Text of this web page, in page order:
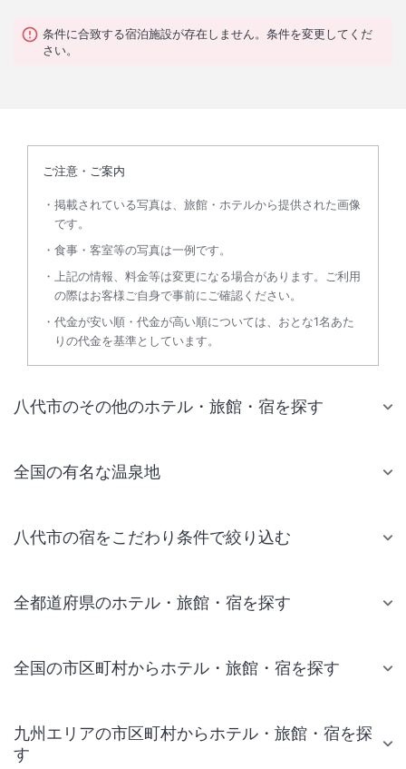
条件に合致する宿泊施設が存在しません。条件を変更してくだ
さい。
ご注意・ご案内
掲載されている写真は、旅館・ホテルから提供された画像
です。
食事・客室等の写真は一例です。
上記の情報、料金等は変更になる場合があります。ご利用
の際はお客様ご自身で事前にご確認ください。
代金が安い順・代金が高い順については、おとな1名あた
りの代金を基準としています。
八代市のその他のホテル・旅館・宿を探す
全国の有名な温泉地
八代市の宿をこだわり条件で絞り込む
全都道府県のホテル・旅館・宿を探す
全国の市区町村からホテル・旅館・宿を探す
九州エリアの市区町村からホテル・旅館・宿を探
す